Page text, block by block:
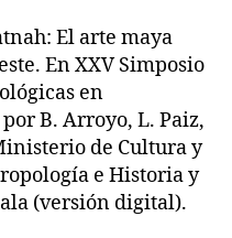
El arte maya
En XXV Simposio
en
B. Arroyo, L. Paiz,
de Cultura y
e Historia y
(versión digital).